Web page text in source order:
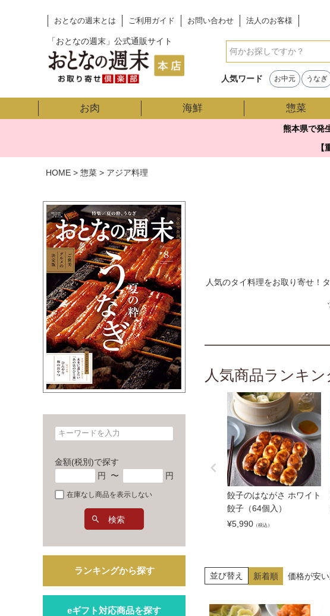
おとなの週末とは ご利用ガイド お問い合わせ 法人のお客様
「おとなの週末」公式通販サイト
検索
人気ワード お中元 うなぎ
お肉 海鮮 惣菜
熊本県で発
HOME 惣菜 アジア料理
金額(税別)で探す
円
〜 円
在庫なし商品を表示しない
検索
ランキングから探す
eギフト対応商品を探す
人気のタイ料理をお取り寄せ！
人気商品ランキン
餃子のはながさ ホワイト
餃子（64個入）
¥5,990 （税込）
並び替え 新着順 価格が安